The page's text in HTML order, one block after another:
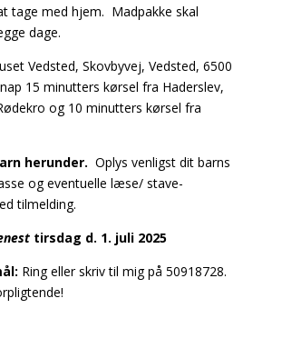
tage med hjem. Madpakke skal
dage.
Vedsted, Skovbyvej, Vedsted, 6500
15 minutters kørsel fra Haderslev,
og 10 minutters kørsel fra
herunder. Oplys venligst dit barns
og eventuelle læse/ stave-
tilmelding.
tirsdag d. 1. juli 2025
Ring eller skriv til mig på 50918728.